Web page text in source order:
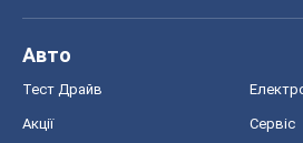
Авто
Тест Драйв
Акції Сервіс